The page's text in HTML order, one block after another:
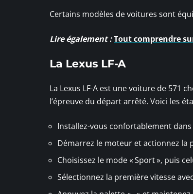
Certains modèles de voitures sont
Lire également :Tout comprendre
La Lexus LF-A
La Lexus LF-A est une voiture de 571
l’épreuve du départ arrêté. Voici les
Installez-vous confortablement
Démarrez le moteur et actionnez la
Choisissez le mode « Sport », puis
Sélectionnez la première vitesse